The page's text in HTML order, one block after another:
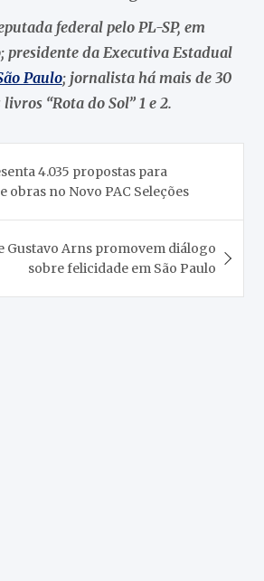
federal pelo PL-SP, em
presidente da Executiva Estadual
Paulo; jornalista há mais de 30
“Rota do Sol” 1 e 2.
4.035 propostas para
obras no Novo PAC Seleções
Gustavo Arns promovem diálogo
sobre felicidade em São Paulo